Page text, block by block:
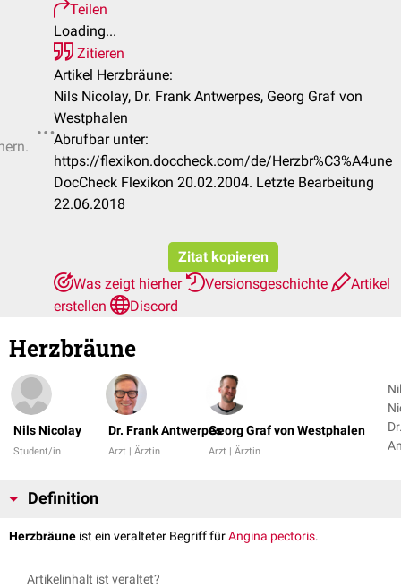
Teilen
Loading...
Zitieren
Artikel Herzbräune:
Nils Nicolay, Dr. Frank Antwerpes, Georg Graf von
Westphalen
Abrufbar unter:
https://flexikon.doccheck.com/de/Herzbr%C3%A4une
DocCheck Flexikon 20.02.2004. Letzte Bearbeitung
22.06.2018
Zitat kopieren
Was zeigt hierher
Versionsgeschichte
Artikel
erstellen
Discord
Herzbräune
Nils Nicolay
Student/in
Dr. Frank Antwerpes
Arzt | Ärztin
Georg Graf von Westphalen
Arzt | Ärztin
Definition
Herzbräune ist ein veralteter Begriff fürAngina pectoris.
Artikelinhalt ist veraltet?